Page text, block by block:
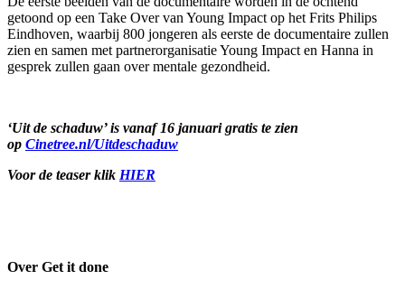
getoond op een Take Over van Young Impact op het Frits Philips
Eindhoven, waarbij 800 jongeren als eerste de documentaire zullen
zien en samen met partnerorganisatie Young Impact en Hanna in
gesprek zullen gaan over mentale gezondheid.
‘Uit de schaduw’ is vanaf 16 januari gratis te zien
op Cinetree.nl/Uitdeschaduw
Voor de teaser klik HIER
Over Get it done